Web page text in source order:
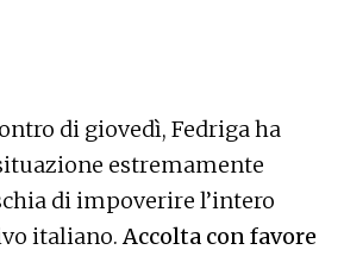
di giovedì, Fedriga ha
estremamente
di impoverire l’intero
italiano. Accolta con favore